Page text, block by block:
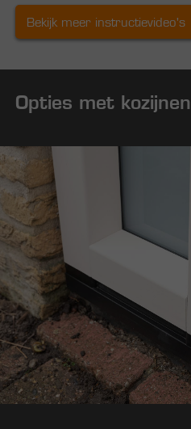
Bekijk meer instructievideo's
Opties met kozijnen